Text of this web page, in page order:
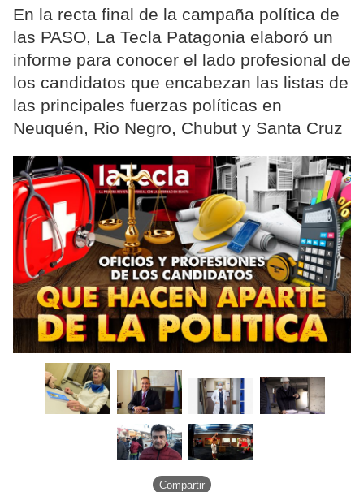
En la recta final de la campaña política de
las PASO, La Tecla Patagonia elaboró un
informe para conocer el lado profesional de
los candidatos que encabezan las listas de
las principales fuerzas políticas en
Neuquén, Rio Negro, Chubut y Santa Cruz
Compartir